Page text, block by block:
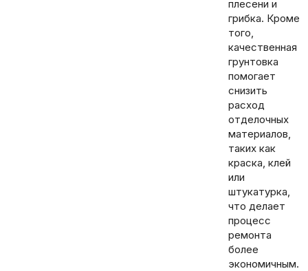
плесени и
грибка. Кроме
того,
качественная
грунтовка
помогает
снизить
расход
отделочных
материалов,
таких как
краска, клей
или
штукатурка,
что делает
процесс
ремонта
более
экономичным.